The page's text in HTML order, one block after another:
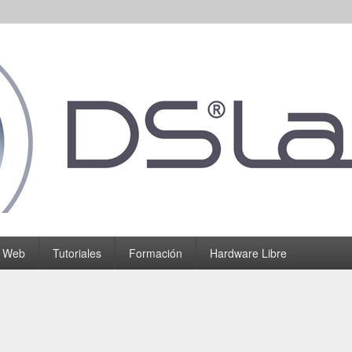
Tutoriales Formación Hardware Libre